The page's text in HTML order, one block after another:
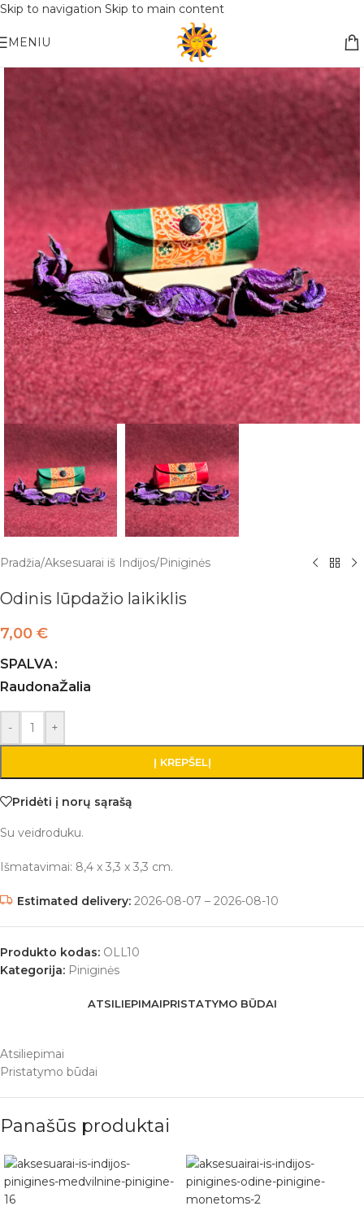
Skip to navigation Skip to main content
Nemokamas pristatymas į paštomatą apsiperkant už 30€!!
MENIU
Pradžia/Aksesuarai iš Indijos/Piniginės
Odinis lūpdažio laikiklis
7,00 €
SPALVA
RaudonaŽalia
- +
Į KREPŠELĮ
Pridėti į norų sąrašą
Su veidroduku.
Išmatavimai: 8,4 x 3,3 x 3,3 cm.
Estimated delivery: 2026-08-07 – 2026-08-10
Produkto kodas: OLL10
Kategorija: Piniginės
ATSILIEPIMAIPRISTATYMO BŪDAI
Atsiliepimai
Pristatymo būdai
Panašūs produktai